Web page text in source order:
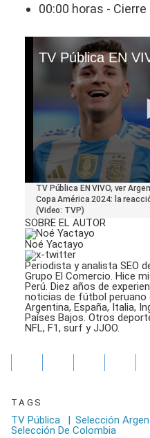
00:00 horas -
seconds
48
seconds
TV Pública EN VIVO, ver
Copa América 2024: la
(Video: TVP)
SOBRE EL AUTOR
Noé Yactayo
Periodista y analista SEO
Grupo El Comercio. Hice
Perú. Diez años de
noticias de fútbol peruano
Argentina, España, Italia,
Países Bajos. Otros
NFL, F1, surf y JJOO.
TAGS
TV Pública | Selección
Selección De Colombia